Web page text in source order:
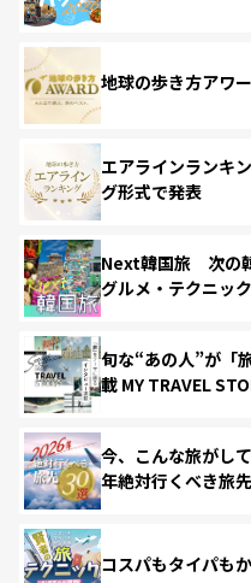
地球の歩き方アワ
エアラインランキ
グ形式で発表
Next韓国旅 次の
グルメ・テクニック
旬な“あの人”が「
載 MY TRAVEL
今、こんな旅がし
年絶対行くべき旅
コスパもタイパも